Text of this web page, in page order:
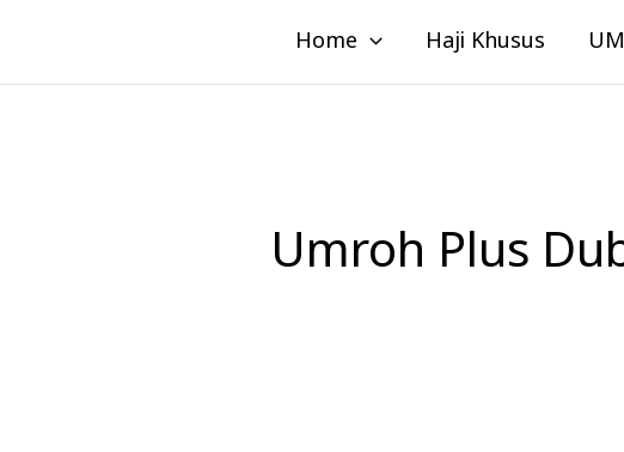
konten
Home Haji Khusus
Umroh Plus